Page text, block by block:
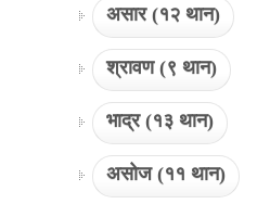
असार (१२ थान)
श्रावण (९ थान)
भाद्र (१३ थान)
असोज (११ थान)